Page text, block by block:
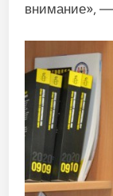
внимание», —